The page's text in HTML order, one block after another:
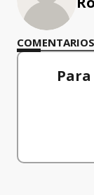
COMENTARIOS